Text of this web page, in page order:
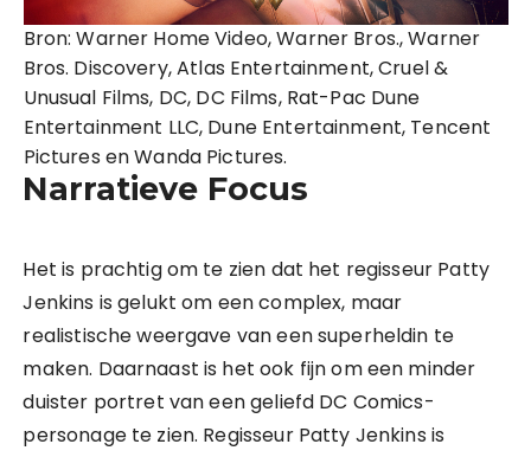
Bron: Warner Home Video, Warner Bros., Warner
Bros. Discovery, Atlas Entertainment, Cruel &
Unusual Films, DC, DC Films, Rat-Pac Dune
Entertainment LLC, Dune Entertainment, Tencent
Pictures en Wanda Pictures.
Narratieve Focus
Het is prachtig om te zien dat het regisseur Patty
Jenkins is gelukt om een complex, maar
realistische weergave van een superheldin te
maken. Daarnaast is het ook fijn om een minder
duister portret van een geliefd DC Comics-
personage te zien. Regisseur Patty Jenkins is